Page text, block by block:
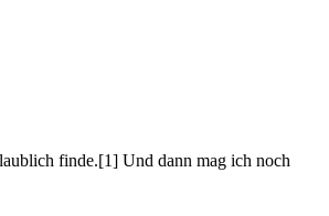
finde.[1] Und dann mag ich noch